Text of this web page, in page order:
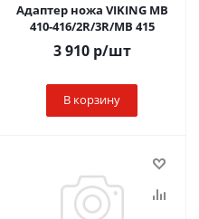
Адаптер ножа VIKING MB
410-416/2R/3R/MB 415
3 910р/шт
В корзину